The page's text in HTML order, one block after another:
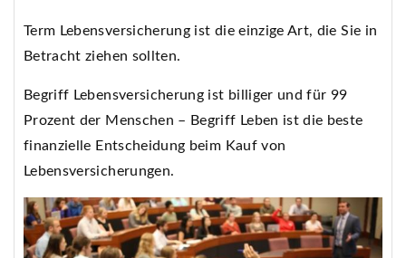
Term Lebensversicherung ist die einzige Art, die Sie in
Betracht ziehen sollten.
Begriff Lebensversicherung ist billiger und für 99
Prozent der Menschen – Begriff Leben ist die beste
finanzielle Entscheidung beim Kauf von
Lebensversicherungen.